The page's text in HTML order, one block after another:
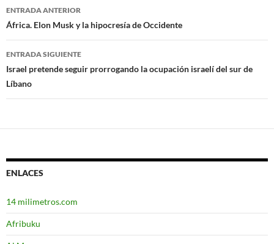
Navegación
de
entradas
ENTRADA ANTERIOR
África. Elon Musk y la hipocresía de Occidente
ENTRADA SIGUIENTE
Israel pretende seguir prorrogando la ocupación israelí del sur de
Líbano
ENLACES
14 milimetros.com
Afribuku